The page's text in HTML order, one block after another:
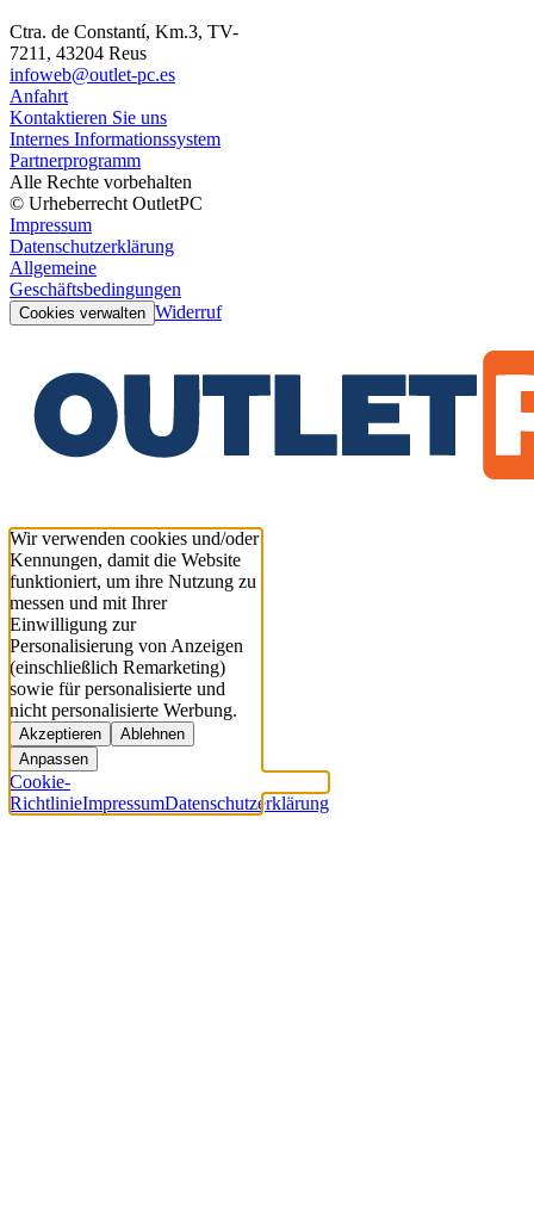
Ctra. de Constantí, Km.3, TV-
7211, 43204 Reus
infoweb@outlet-pc.es
Anfahrt
Kontaktieren Sie uns
Internes Informationssystem
Partnerprogramm
Alle Rechte vorbehalten
© Urheberrecht OutletPC
Impressum
Datenschutzerklärung
Allgemeine
Geschäftsbedingungen
Cookies verwalten Widerruf
Wir verwenden cookies und/oder
Kennungen, damit die Website
funktioniert, um ihre Nutzung zu
messen und mit Ihrer
Einwilligung zur
Personalisierung von Anzeigen
(einschließlich Remarketing)
sowie für personalisierte und
nicht personalisierte Werbung.
Akzeptieren
Ablehnen
Anpassen
Cookie-
RichtlinieImpressumDatenschutzerklärung